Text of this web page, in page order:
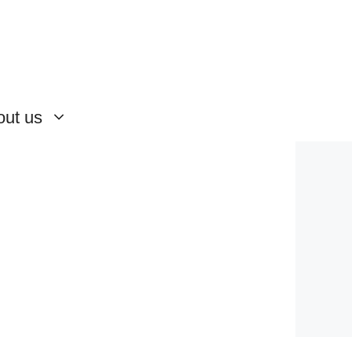
us